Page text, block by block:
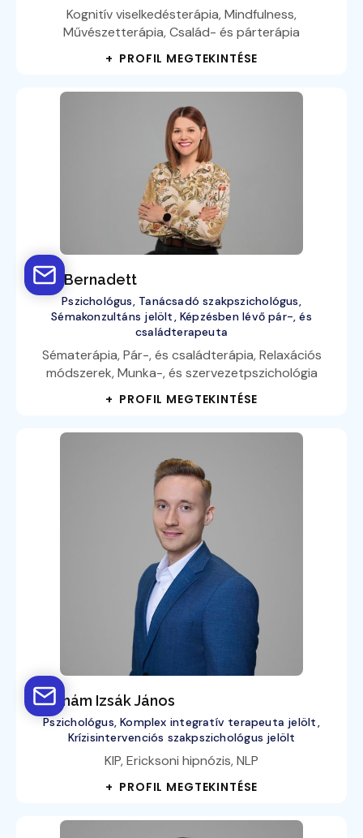
Kognitív viselkedésterápia, Mindfulness,
Művészetterápia, Család- és párterápia
+ PROFIL MEGTEKINTÉSE
Tóth Bernadett
Pszichológus, Tanácsadó szakpszichológus,
Sémakonzultáns jelölt, Képzésben lévő pár-, és
családterapeuta
Sématerápia, Pár-, és családterápia, Relaxációs
módszerek, Munka-, és szervezetpszichológia
+ PROFIL MEGTEKINTÉSE
Ábrahám Izsák János
Pszichológus, Komplex integratív terapeuta jelölt,
Krízisintervenciós szakpszichológus jelölt
KIP, Ericksoni hipnózis, NLP
+ PROFIL MEGTEKINTÉSE